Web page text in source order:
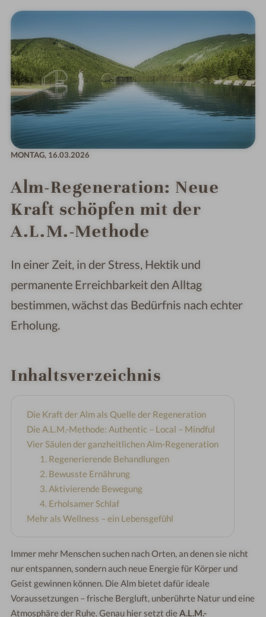
MONTAG, 16.03.2026
Alm-Regeneration: Neue
Kraft schöpfen mit der
A.L.M.-Methode
In einer Zeit, in der Stress, Hektik und
permanente Erreichbarkeit den Alltag
bestimmen, wächst das Bedürfnis nach echter
Erholung.
Inhaltsverzeichnis
Die Kraft der Alm als Quelle der Regeneration
Die A.L.M.-Methode: Authentic – Local – Mindful
Vier Säulen der ganzheitlichen Alm-Regeneration
1. Regenerierende Behandlungen
2. Bewusste Ernährung
3. Aktivierende Bewegung
4. Erholsamer Schlaf
Mehr als Wellness – ein Lebensgefühl
Immer mehr Menschen suchen nach Orten, an denen sie nicht
nur entspannen, sondern auch neue Energie für Körper und
Geist gewinnen können. Die Alm bietet dafür ideale
Voraussetzungen – frische Bergluft, unberührte Natur und eine
Atmosphäre der Ruhe. Genau hier setzt dieA.L.M.-